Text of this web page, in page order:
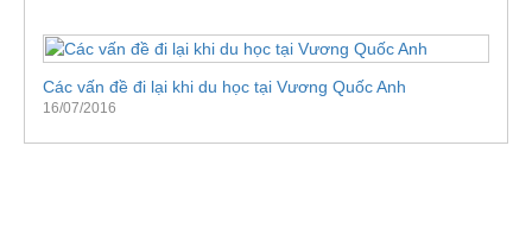
Các vấn đề đi lại khi du học tại Vương Quốc Anh
16/07/2016